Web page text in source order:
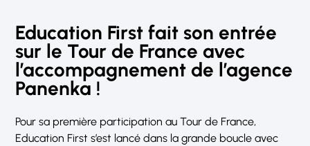
Education First fait son entrée
sur le Tour de France avec
l’accompagnement de l’agence
Panenka !
Pour sa première participation au Tour de France,
Education First s’est lancé dans la grande boucle avec